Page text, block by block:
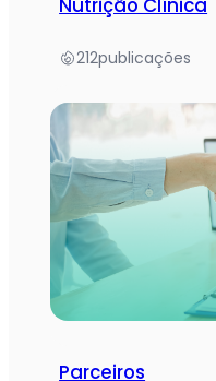
212publicações
Parceiros